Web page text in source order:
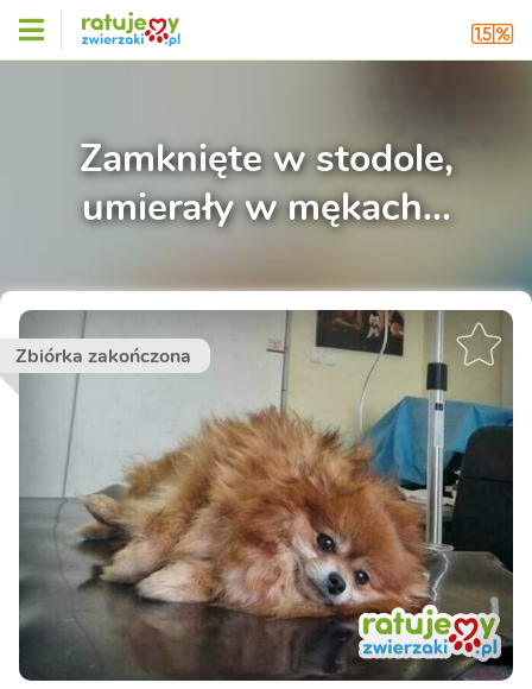
Zamknięte w stodole,
umierały w mękach...
Zbiórka zakończona